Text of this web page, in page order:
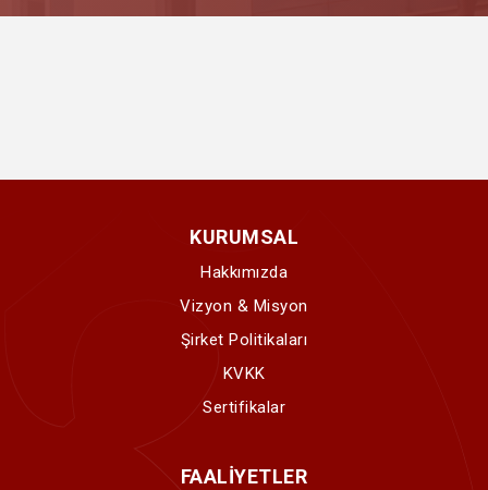
KURUMSAL
Hakkımızda
Vizyon & Misyon
Şirket Politikaları
KVKK
Sertifikalar
FAALİYETLER